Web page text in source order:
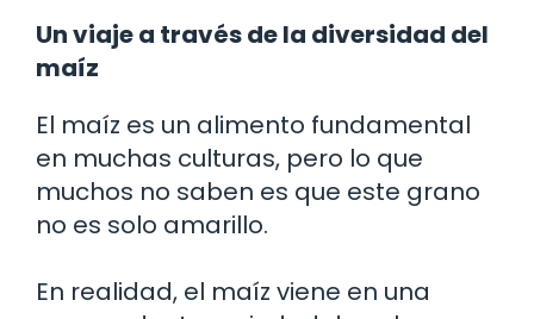
Un viaje a través de la diversidad del
maíz
El maíz es un alimento fundamental
en muchas culturas, pero lo que
muchos no saben es que este grano
no es solo amarillo.
En realidad, el maíz viene en una